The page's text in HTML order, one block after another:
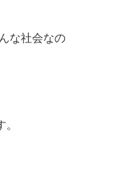
な社会なの